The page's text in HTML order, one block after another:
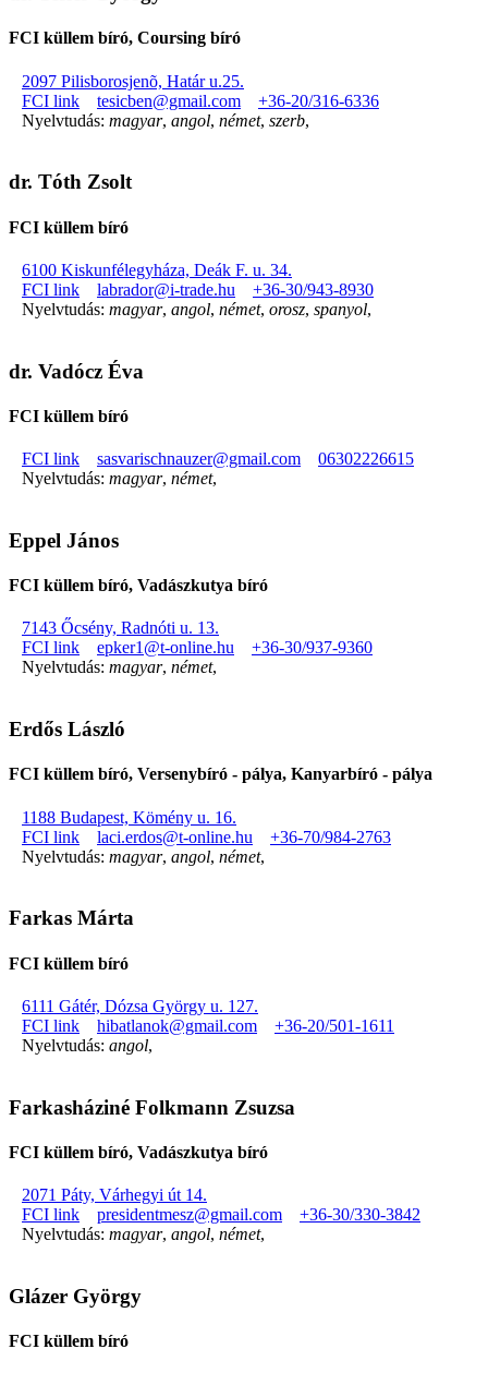
FCI küllem bíró, Coursing bíró
2097 Pilisborosjenõ, Határ u.25.
FCI link
tesicben@gmail.com
+36-20/316-6336
Nyelvtudás: magyar, angol, német, szerb,
dr. Tóth Zsolt
FCI küllem bíró
6100 Kiskunfélegyháza, Deák F. u. 34.
FCI link
labrador@i-trade.hu
+36-30/943-8930
Nyelvtudás: magyar, angol, német, orosz, spanyol,
dr. Vadócz Éva
FCI küllem bíró
FCI link sasvarischnauzer@gmail.com
06302226615
Nyelvtudás: magyar, német,
Eppel János
FCI küllem bíró, Vadászkutya bíró
7143 Őcsény, Radnóti u. 13.
FCI link
epker1@t-online.hu
+36-30/937-9360
Nyelvtudás: magyar, német,
Erdős László
FCI küllem bíró, Versenybíró - pálya, Kanyarbíró - pálya
1188 Budapest, Kömény u. 16.
FCI link
laci.erdos@t-online.hu
+36-70/984-2763
Nyelvtudás: magyar, angol, német,
Farkas Márta
FCI küllem bíró
6111 Gátér, Dózsa György u. 127.
FCI link
hibatlanok@gmail.com
+36-20/501-1611
Nyelvtudás: angol,
Farkasháziné Folkmann Zsuzsa
FCI küllem bíró, Vadászkutya bíró
2071 Páty, Várhegyi út 14.
FCI link
presidentmesz@gmail.com
+36-30/330-3842
Nyelvtudás: magyar, angol, német,
Glázer György
FCI küllem bíró